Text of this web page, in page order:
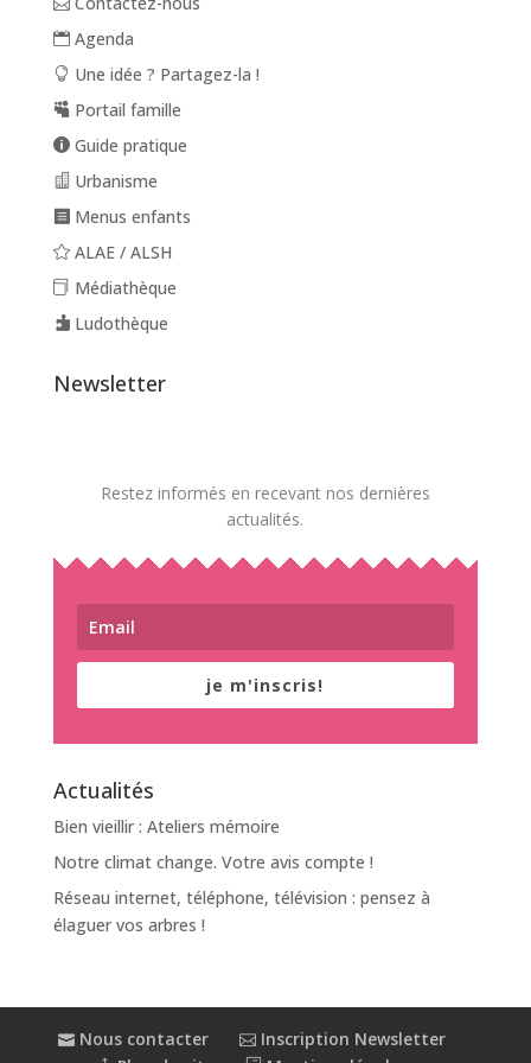
Agenda
Une idée ? Partagez-la !
Portail famille
Guide pratique
Urbanisme
Menus enfants
ALAE / ALSH
Médiathèque
Ludothèque
Newsletter
Restez informés en recevant nos dernières
actualités.
je m'inscris!
Actualités
Bien vieillir : Ateliers mémoire
Notre climat change. Votre avis compte !
Réseau internet, téléphone, télévision : pensez à
élaguer vos arbres !
Nous contacter
Inscription Newsletter